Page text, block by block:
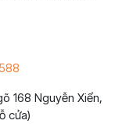
168 Nguyễn Xiển,
cửa)